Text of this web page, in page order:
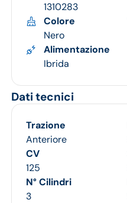
1310283
Colore
Nero
Alimentazione
Ibrida
Dati tecnici
Trazione
Anteriore
CV
125
N° Cilindri
3